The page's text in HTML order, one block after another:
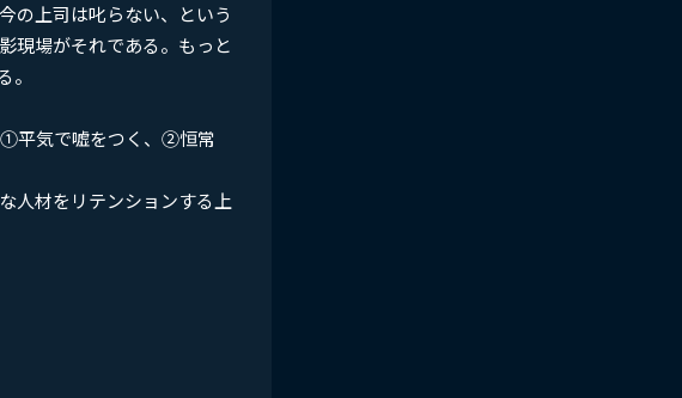
の上司は叱らない、という
現場がそれである。もっと
①平気で嘘をつく、②恒常
人材をリテンションする上